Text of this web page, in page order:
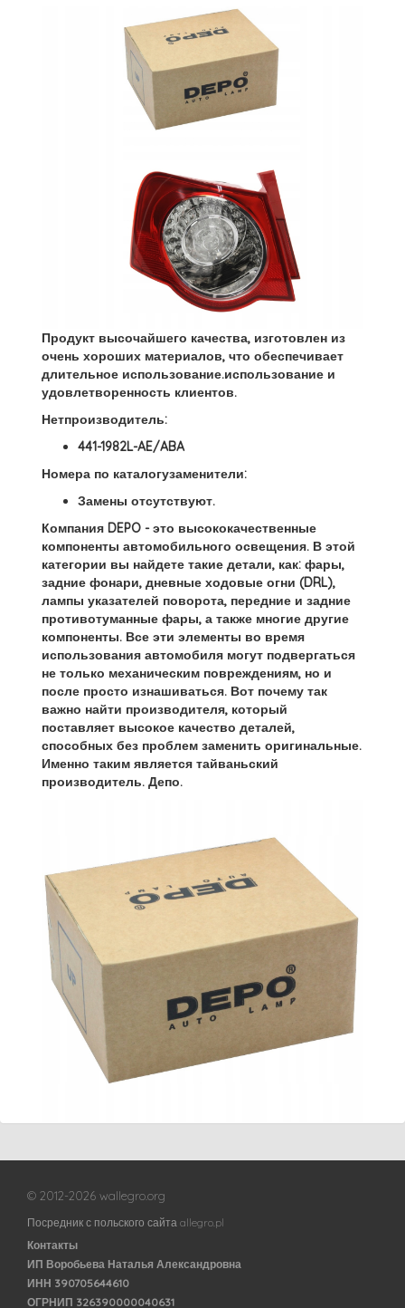
Продукт высочайшего качества, изготовлен из
очень хороших материалов, что обеспечивает
длительное использование.использование и
удовлетворенность клиентов.
Нетпроизводитель:
441-1982L-AE/ABA
Номера по каталогузаменители:
Замены отсутствуют.
Компания DEPO - это высококачественные
компоненты автомобильного освещения. В этой
категории вы найдете такие детали, как: фары,
задние фонари, дневные ходовые огни (DRL),
лампы указателей поворота, передние и задние
противотуманные фары, а также многие другие
компоненты. Все эти элементы во время
использования автомобиля могут подвергаться
не только механическим повреждениям, но и
после просто изнашиваться. Вот почему так
важно найти производителя, который
поставляет высокое качество деталей,
способных без проблем заменить оригинальные.
Именно таким является тайваньский
производитель. Депо.
© 2012-2026 wallegro.org
Посредник с польского сайта allegro.pl
Контакты
ИП Воробьева Наталья Александровна
ИНН 390705644610
ОГРНИП 326390000040631